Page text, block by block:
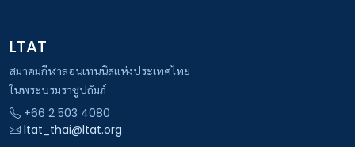
LTAT
สมาคมกีฬาลอนเทนนิสแห่งประเทศไทย
ในพระบรมราชูปถัมภ์
+66 2 503 4080
ltat_thai@ltat.org